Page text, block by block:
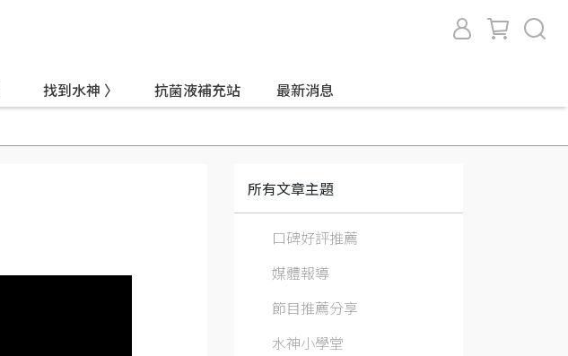
找到水神 〉 抗菌液補充站 最新消息
所有文章主題
口碑好評推薦
媒體報導
節目推薦分享
水神小學堂